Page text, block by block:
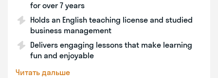
for over 7 years
Holds an English teaching license and studied
business management
Delivers engaging lessons that make learning
fun and enjoyable
Читать дальше